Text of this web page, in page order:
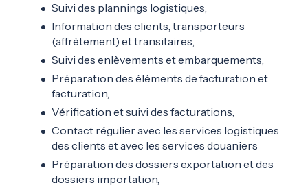
Suivi des plannings logistiques,
Information des clients, transporteurs
(affrètement) et transitaires,
Suivi des enlèvements et embarquements,
Préparation des éléments de facturation et
facturation,
Vérification et suivi des facturations,
Contact régulier avec les services logistiques
des clients et avec les services douaniers
Préparation des dossiers exportation et des
dossiers importation,